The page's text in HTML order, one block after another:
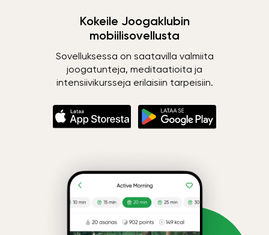
Kokeile Joogaklubin
mobiilisovellusta
Sovelluksessa on saatavilla valmiita
joogatunteja, meditaatioita ja
intensiivikursseja erilaisiin tarpeisiin.